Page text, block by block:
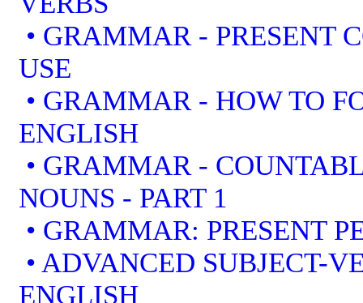
• GRAMMAR - PRESENT
USE
• GRAMMAR - HOW TO
ENGLISH
• GRAMMAR -
NOUNS - PART 1
• GRAMMAR: PRESENT
• ADVANCED SUBJECT-
ENGLISH